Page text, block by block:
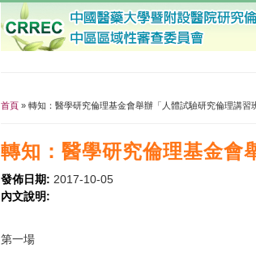
首頁 » 轉知：醫學研究倫理基金會舉辦「人體試驗研究倫理講習
轉知：醫學研究倫理基金會
發佈日期: 2017-10-05
內文說明:
第一場